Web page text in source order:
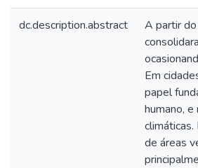
dc.description.abstract
A partir
Em
papel
humano,
climáticas.
de áreas